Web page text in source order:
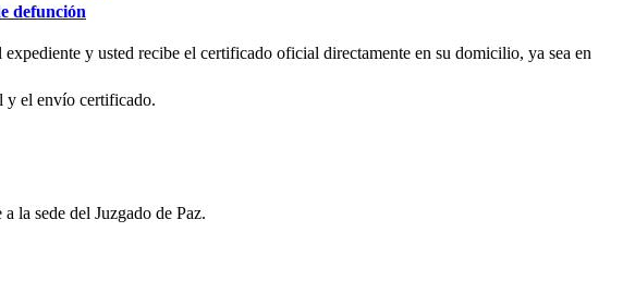
defunción
y usted recibe el certificado oficial directamente en su domicilio, ya sea en
y el envío certificado.
la sede del Juzgado de Paz.